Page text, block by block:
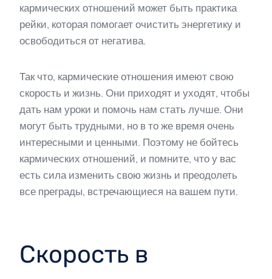
кармических отношений может быть практика
рейки, которая помогает очистить энергетику и
освободиться от негатива.
Так что, кармические отношения имеют свою
скорость и жизнь. Они приходят и уходят, чтобы
дать нам уроки и помочь нам стать лучше. Они
могут быть трудными, но в то же время очень
интересными и ценными. Поэтому не бойтесь
кармических отношений, и помните, что у вас
есть сила изменить свою жизнь и преодолеть
все преграды, встречающиеся на вашем пути.
Скорость в